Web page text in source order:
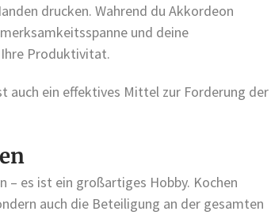
drucken. Wahrend du Akkordeon
und deine
Produktivitat.
auch ein effektives Mittel zur Forderung der
– es ist ein großartiges Hobby. Kochen
auch die Beteiligung an der gesamten